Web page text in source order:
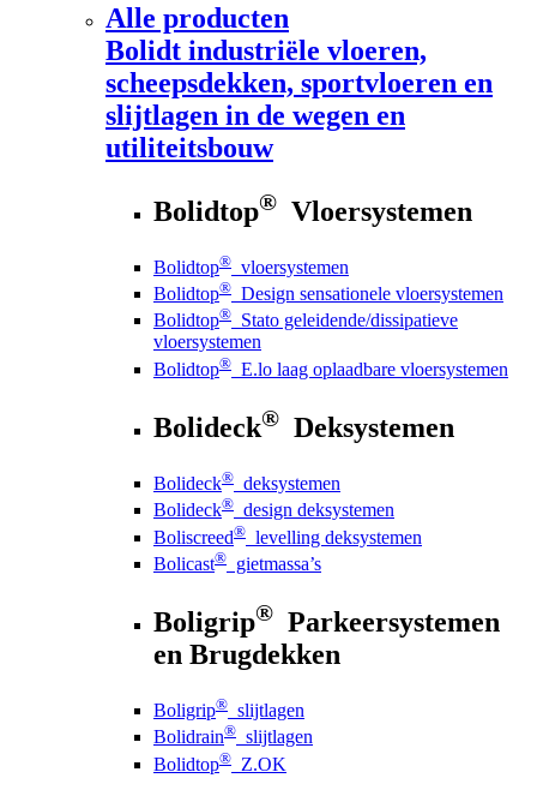
Alle producten
Bolidt industriële vloeren,
scheepsdekken, sportvloeren en
slijtlagen in de wegen en
utiliteitsbouw
Bolidtop® Vloersystemen
Bolidtop® vloersystemen
Bolidtop® Design sensationele vloersystemen
Bolidtop® Stato geleidende/dissipatieve
vloersystemen
Bolidtop® E.lo laag oplaadbare vloersystemen
Bolideck® Deksystemen
Bolideck® deksystemen
Bolideck® design deksystemen
Boliscreed® levelling deksystemen
Bolicast® gietmassa’s
Boligrip® Parkeersystemen
en Brugdekken
Boligrip® slijtlagen
Bolidrain® slijtlagen
Bolidtop® Z.OK